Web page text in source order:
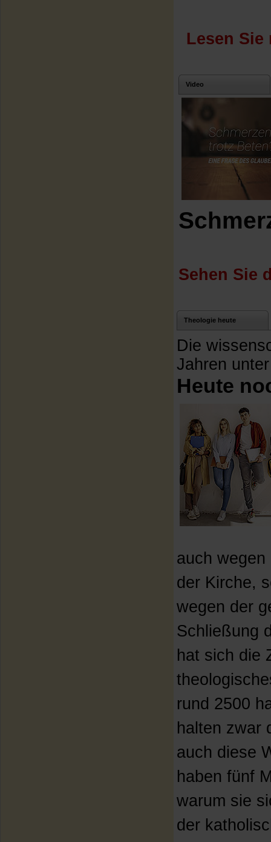
Lesen Sie
Video
Sehen Sie
Theologie heute
Die
Jahren
Heute
auch
der Kirche,
wegen der
Schließung
hat sich die
rund 2500
halten zwar
auch diese
haben fünf
warum sie
der